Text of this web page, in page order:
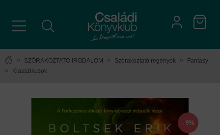
> SZÓRAKOZTATÓ IRODALOM > Szórakoztató regények >
Fantasy
>
Klasszikusok
- 9%